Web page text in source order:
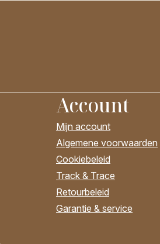
.
Account
Mijn account
Algemene voorwaarden
Cookiebeleid
Track & Trace
Retourbeleid
Garantie & service